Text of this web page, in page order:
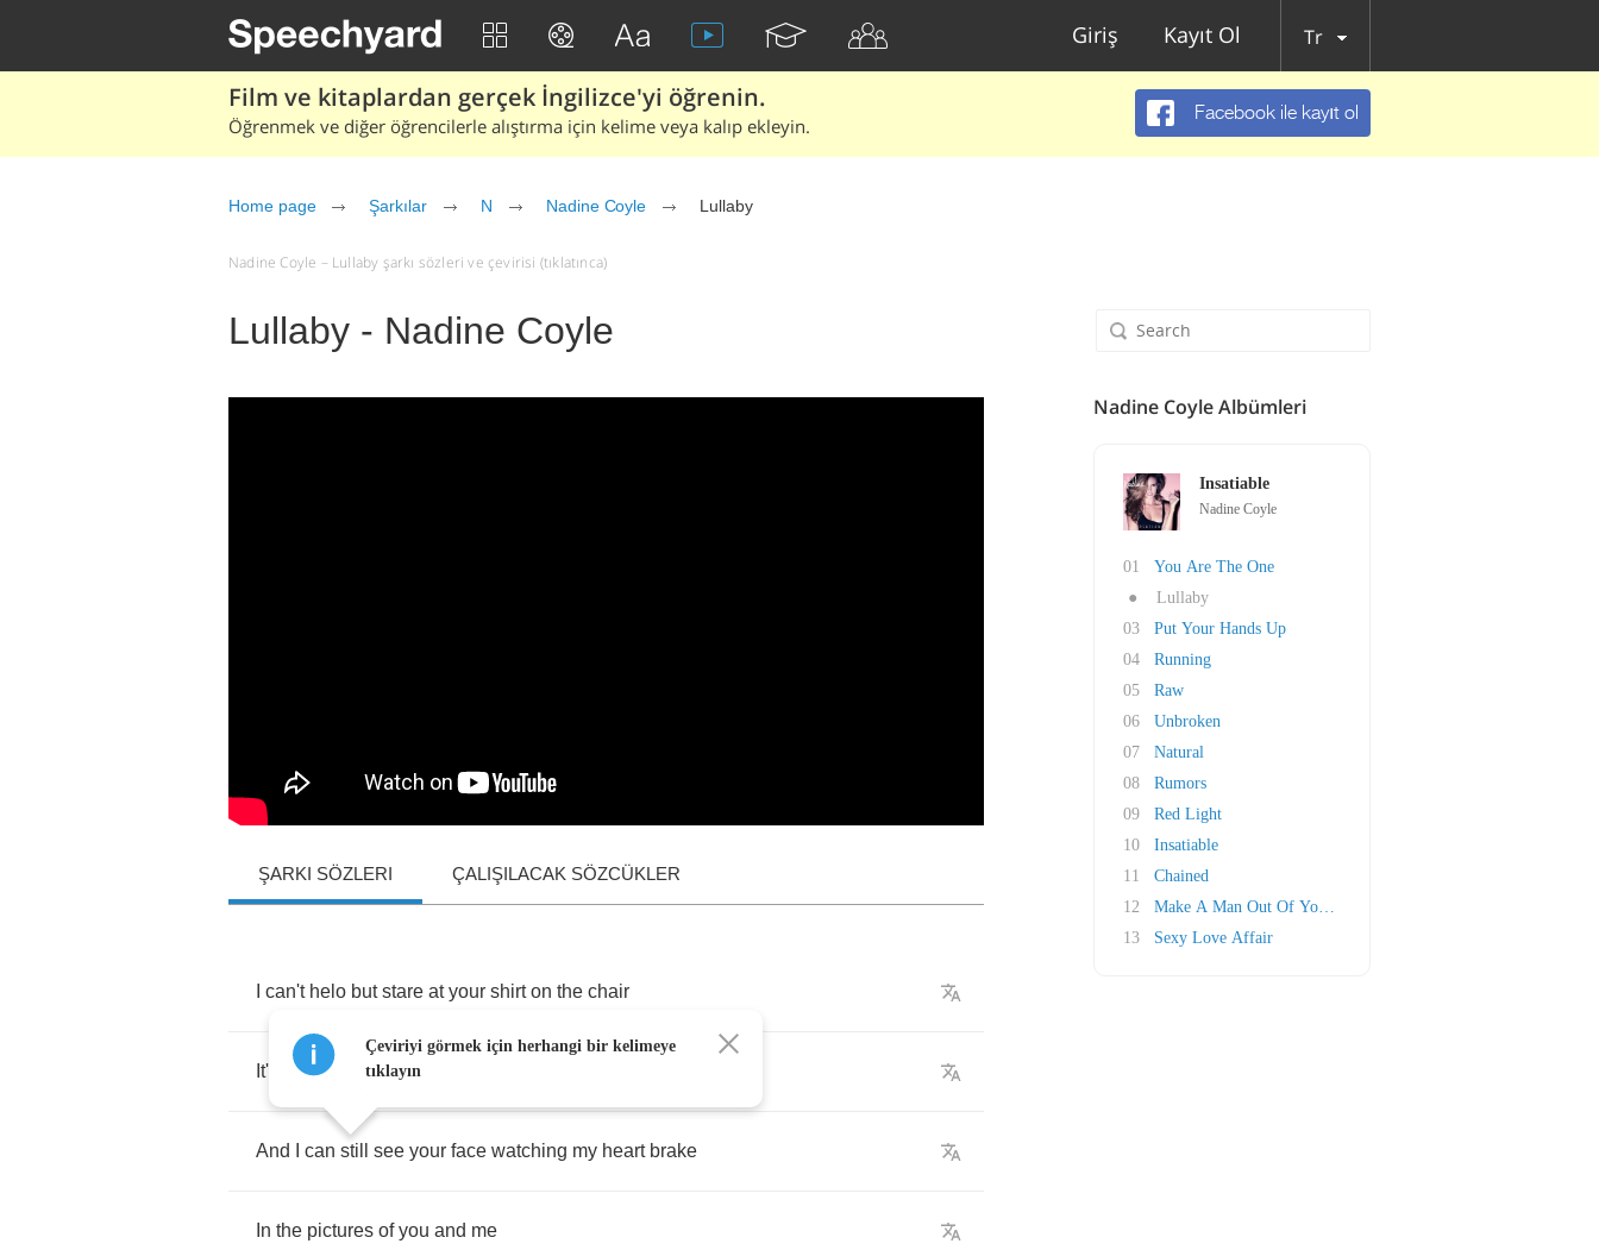
Giriş Kayıt Ol Tr
Film ve kitaplardan gerçek İngilizce'yi öğrenin.
Öğrenmek ve diğer öğrencilerle alıştırma için kelime veya kalıp ekleyin.
Facebook ile kayıt ol
Home page Şarkılar N Nadine Coyle Lullaby
Nadine Coyle – Lullaby şarkı sözleri ve çevirisi (tıklatınca)
Lullaby - Nadine Coyle
ŞARKI SÖZLERI ÇALIŞILACAK SÖZCÜKLER
can't helo but stare at your shirt on the chair
It's been watching me
And can still see your face watching my heart brake
In the pictures of you and me
Çeviriyi görmek için herhangi bir kelimeye
tıklayın
Nadine Coyle Albümleri
Insatiable
Nadine Coyle
01
You Are The One
●
Lullaby
03
Put Your Hands Up
04
Running
05
Raw
06
Unbroken
07
Natural
08
Rumors
09
Red Light
10
Insatiable
11
Chained
12
Make A Man Out Of You Yet
13
Sexy Love Affair